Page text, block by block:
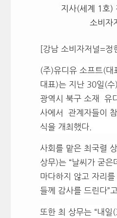
지사(세계 1호
소비자
[강남 소비자저널=정
(주)유디유 소프트(대
대표)는 지난 30일(수
광역시 북구 소재 유
사에서 관계자들이
식을 개최했다.
사회를 맡은 최국렬
상무)는 “날씨가 굳은
마다하지 않고 자리
들께 감사를 드린다”
또한 최 상무는 “내일